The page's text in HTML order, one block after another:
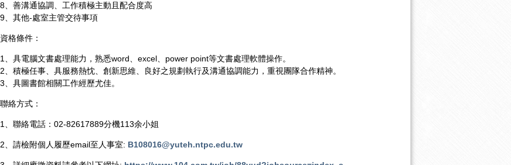
8、善溝通協調、工作積極主動且配合度高
9、其他-處室主管交待事項
資格條件：
1、具電腦文書處理能力，熟悉word、excel、power point等文書處理軟體操作。
2、積極任事、具服務熱忱、創新思維、良好之規劃執行及溝通協調能力，重視團隊合作精神。
3、具圖書館相關工作經歷尤佳。
聯絡方式：
1、聯絡電話：02-82617889分機113余小姐
2、請檢附個人履歷email至人事室: B108016@yuteh.ntpc.edu.tw